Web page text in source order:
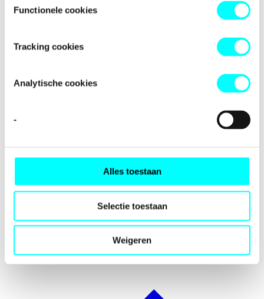
Functionele cookies
Tracking cookies
Analytische cookies
-
Alles toestaan
Selectie toestaan
Weigeren
Prijzen
Internationalisering